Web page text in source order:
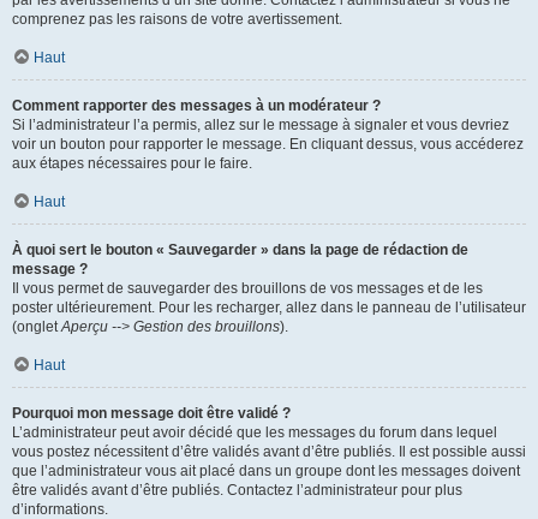
comprenez pas les raisons de votre avertissement.
Haut
Comment rapporter des messages à un modérateur ?
Si l’administrateur l’a permis, allez sur le message à signaler et vous devriez
voir un bouton pour rapporter le message. En cliquant dessus, vous accéderez
aux étapes nécessaires pour le faire.
Haut
À quoi sert le bouton « Sauvegarder » dans la page de rédaction de
message ?
Il vous permet de sauvegarder des brouillons de vos messages et de les
poster ultérieurement. Pour les recharger, allez dans le panneau de l’utilisateur
(ongletAperçu --> Gestion des brouillons).
Haut
Pourquoi mon message doit être validé ?
L’administrateur peut avoir décidé que les messages du forum dans lequel
vous postez nécessitent d’être validés avant d’être publiés. Il est possible aussi
que l’administrateur vous ait placé dans un groupe dont les messages doivent
être validés avant d’être publiés. Contactez l’administrateur pour plus
d’informations.